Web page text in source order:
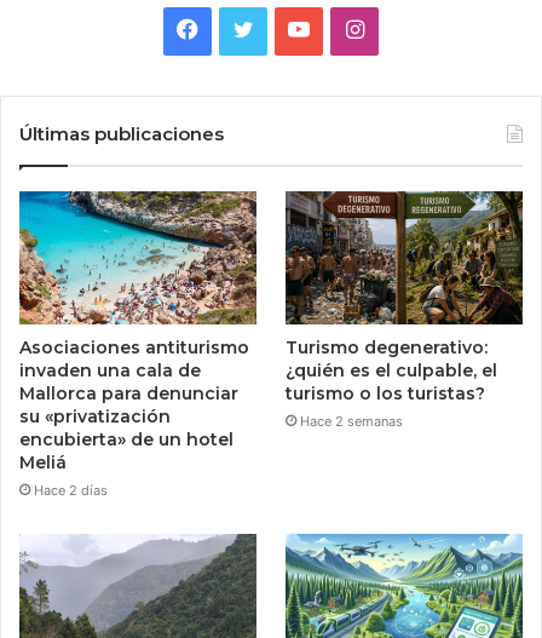
Facebook
TwitterYouTubeInstagram
Últimas publicaciones
Asociaciones antiturismo
invaden una cala de
Mallorca para denunciar
su «privatización
encubierta» de un hotel
Meliá
Hace 2 días
Turismo degenerativo:
¿quién es el culpable, el
turismo o los turistas?
Hace 2 semanas